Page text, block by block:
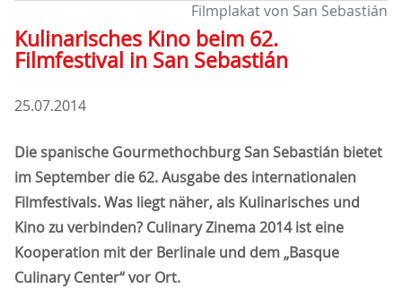
Filmplakat von San Sebastián
Kulinarisches Kino beim 62.
Filmfestival in San Sebastián
25.07.2014
Die spanische Gourmethochburg San Sebastián bietet
im September die 62. Ausgabe des internationalen
Filmfestivals. Was liegt näher, als Kulinarisches und
Kino zu verbinden? Culinary Zinema 2014 ist eine
Kooperation mit der Berlinale und dem „Basque
Culinary Center“ vor Ort.